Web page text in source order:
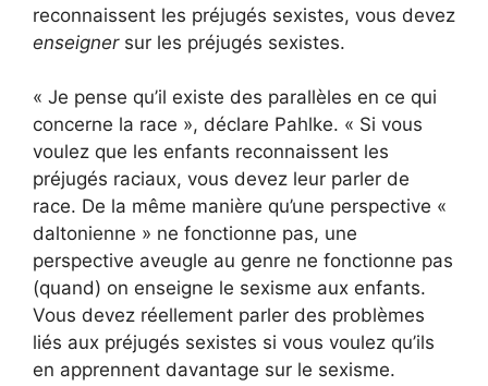
reconnaissent les préjugés sexistes, vous devez
enseignersur les préjugés sexistes.
« Je pense qu’il existe des parallèles en ce qui
concerne la race », déclare Pahlke. « Si vous
voulez que les enfants reconnaissent les
préjugés raciaux, vous devez leur parler de
race. De la même manière qu’une perspective «
daltonienne » ne fonctionne pas, une
perspective aveugle au genre ne fonctionne pas
(quand) on enseigne le sexisme aux enfants.
Vous devez réellement parler des problèmes
liés aux préjugés sexistes si vous voulez qu’ils
en apprennent davantage sur le sexisme.